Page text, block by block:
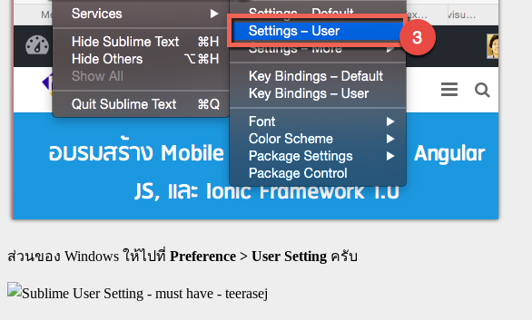
ส่วนของ Windows ให้ไปที่ Preference > User Setting ครับ